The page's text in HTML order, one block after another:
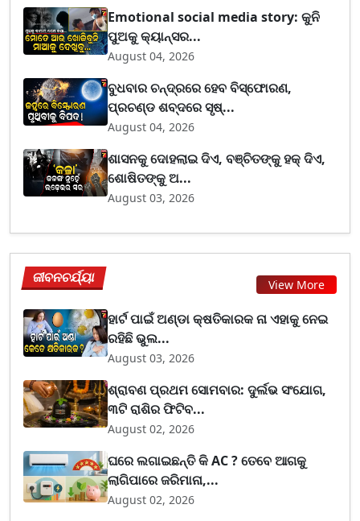
Emotional social media story: କୁନି
ପୁଅକୁ କ୍ୟାନ୍ସର...
August 04, 2026
ବୁଧବାର ଚନ୍ଦ୍ରରେ ହେବ ବିସ୍ଫୋରଣ,
ପ୍ରଚଣ୍ଡ ଶବ୍ଦରେ ସୃଷ୍...
August 04, 2026
ଶାସନକୁ ଦୋହଲାଇ ଦିଏ, ବଞ୍ଚିତଙ୍କୁ ହକ୍ ଦିଏ,
ଶୋଷିତଙ୍କୁ ଅ...
August 03, 2026
ଜୀବନଚର୍ଯ୍ୟା View More
ହାର୍ଟ ପାଇଁ ଅଣ୍ଡା କ୍ଷତିକାରକ ନା ଏହାକୁ ନେଇ
ରହିଛି ଭୁଲ...
August 03, 2026
ଶ୍ରାବଣ ପ୍ରଥମ ସୋମବାର: ଦୁର୍ଲଭ ସଂଯୋଗ,
୩ଟି ରାଶିର ଫିଟିବ...
August 02, 2026
ଘରେ ଲଗାଇଛନ୍ତି କି AC ? ତେବେ ଆଗକୁ
ଲାଗିପାରେ ଜରିମାନା,...
August 02, 2026